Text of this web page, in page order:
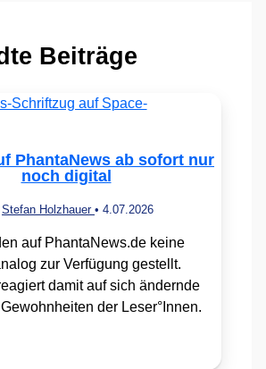
Beiträge
PhantaNews ab sofort nur
noch digital
Stefan Holzhauer • 4.07.2026
auf PhantaNews.de keine
zur Verfügung gestellt.
damit auf sich ändernde
der Leser°Innen.